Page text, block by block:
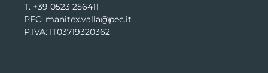
T. +39 0523 256411
PEC: manitex.valla@pec.it
P.IVA: IT03719320362